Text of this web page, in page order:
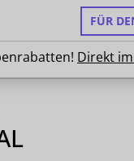
FÜR
Direkt